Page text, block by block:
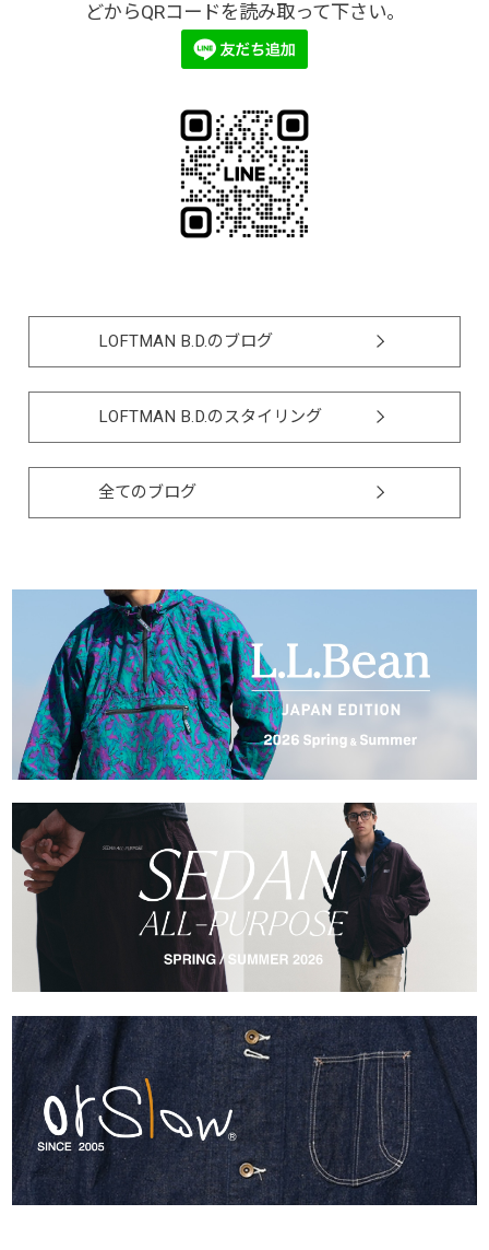
どからQRコードを読み取って下さい。
LOFTMAN B.D.のブログ
LOFTMAN B.D.のスタイリング
全てのブログ